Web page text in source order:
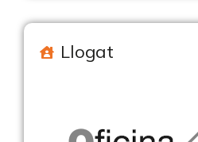
Llogat